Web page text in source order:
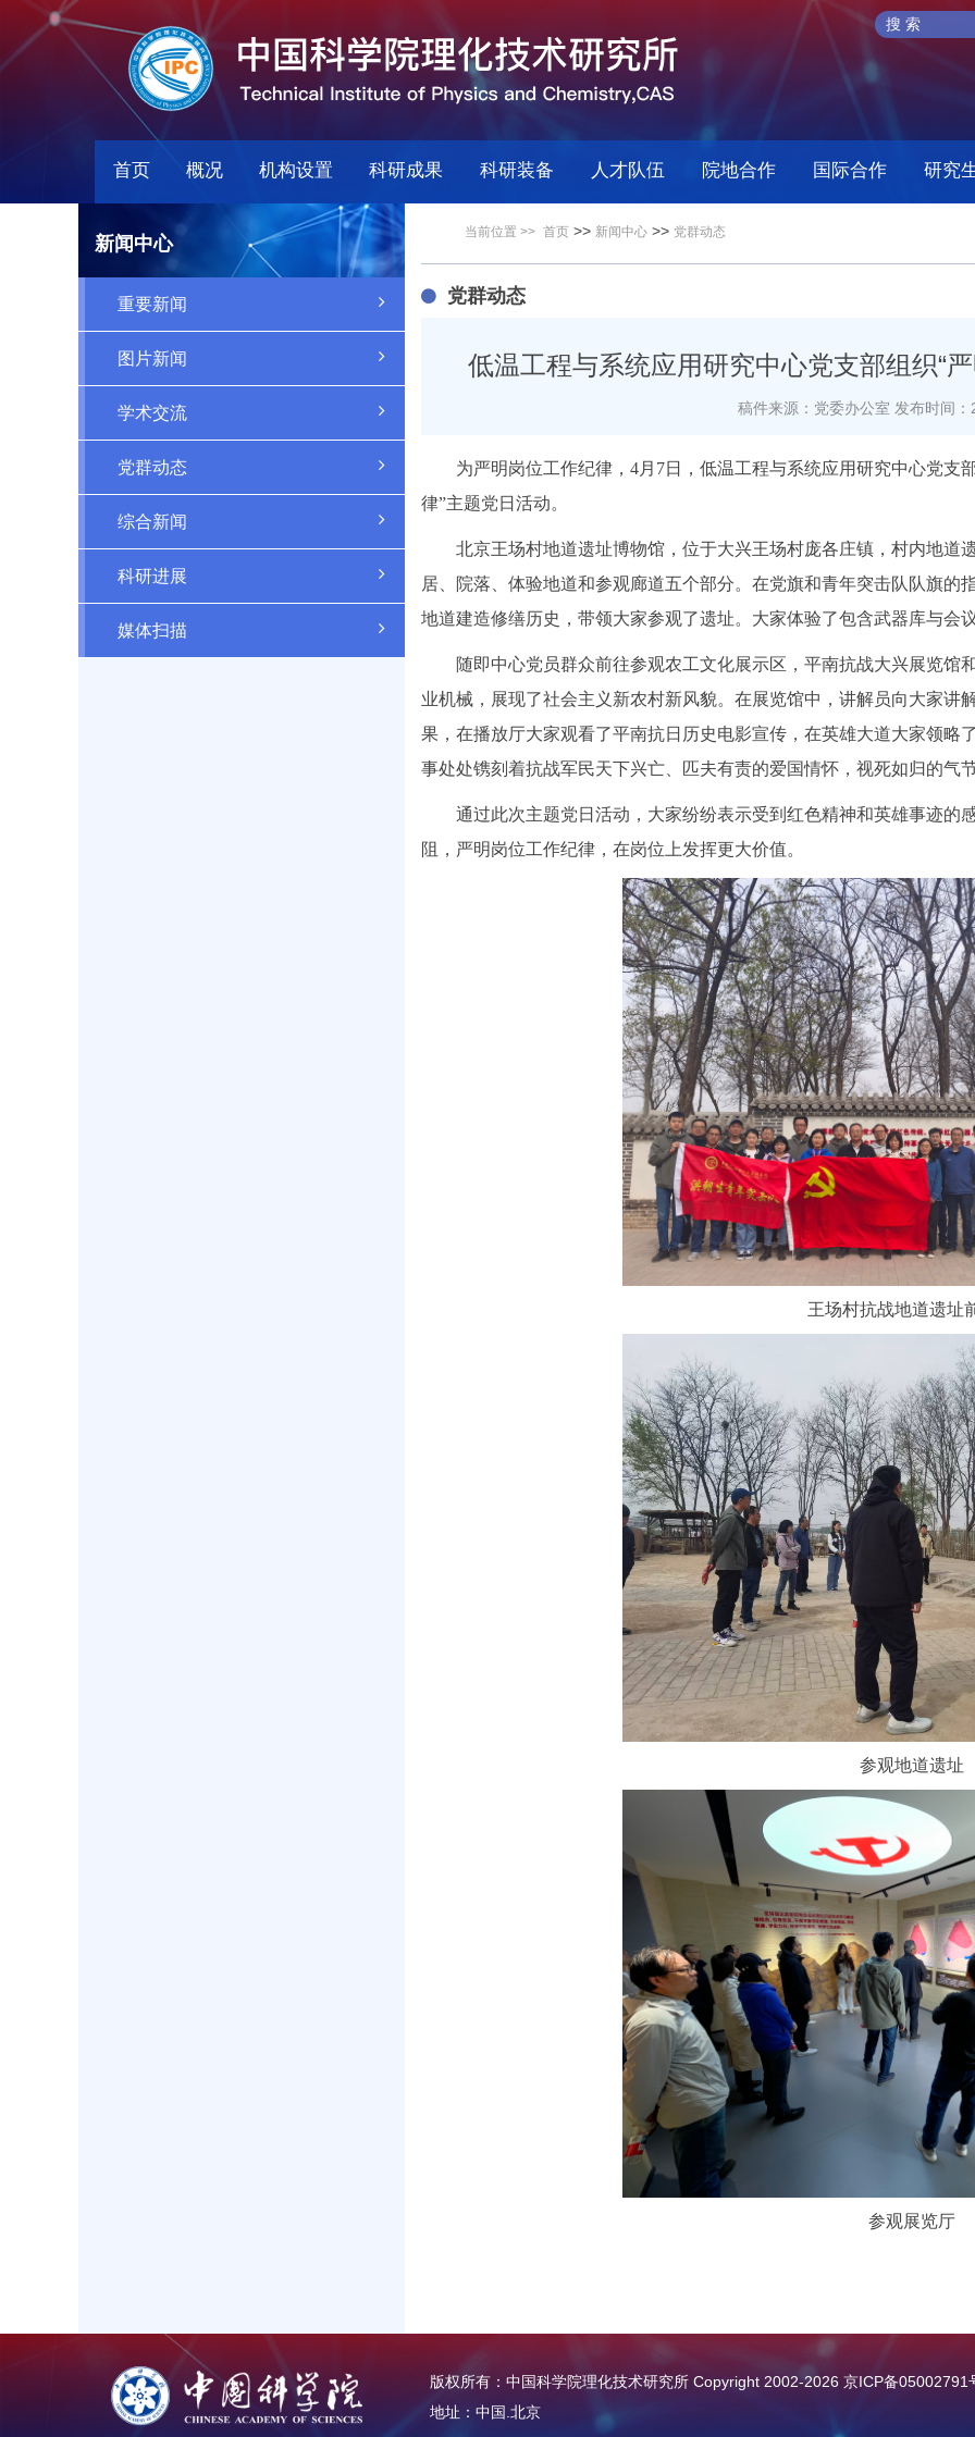
首页 概况 机构设置 科研成果 科研装备 人才队伍 院地合作 国际合作 研究
新闻中心
重要新闻
图片新闻
学术交流
党群动态
综合新闻
科研进展
媒体扫描
当前位置 >> 首页 >> 新闻中心 >> 党群动态
党群动态
低温工程与系统应用研究中心党支部组织“
稿件来源：党委办公室 发布时间
为严明岗位工作纪律，4月7日，低温工程与系统应用研究中心党支
律”主题党日活动。
北京王场村地道遗址博物馆，位于大兴王场村庞各庄镇，村内地道
居、院落、体验地道和参观廊道五个部分。在党旗和青年突击队队旗的
地道建造修缮历史，带领大家参观了遗址。大家体验了包含武器库与会
随即中心党员群众前往参观农工文化展示区，平南抗战大兴展览馆
业机械，展现了社会主义新农村新风貌。在展览馆中，讲解员向大家讲
果，在播放厅大家观看了平南抗日历史电影宣传，在英雄大道大家领略
事处处镌刻着抗战军民天下兴亡、匹夫有责的爱国情怀，视死如归的气
通过此次主题党日活动，大家纷纷表示受到红色精神和英雄事迹的
阻，严明岗位工作纪律，在岗位上发挥更大价值。
王场村抗战地道遗址
参观地道遗址
参观展览厅
版权所有：中国科学院理化技术研究所 Copyright 2002-2026 京ICP备05002791
地址：中国.北京